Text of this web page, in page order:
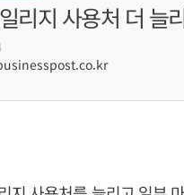
리지 사용처 더 늘